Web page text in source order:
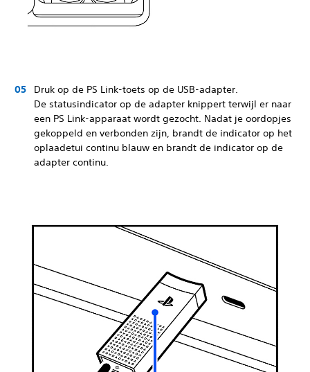
Druk op de PS Link-toets op de USB-adapter.
De statusindicator op de adapter knippert terwijl er naar
een PS Link-apparaat wordt gezocht. Nadat je oordopjes
gekoppeld en verbonden zijn, brandt de indicator op het
oplaadetui continu blauw en brandt de indicator op de
adapter continu.